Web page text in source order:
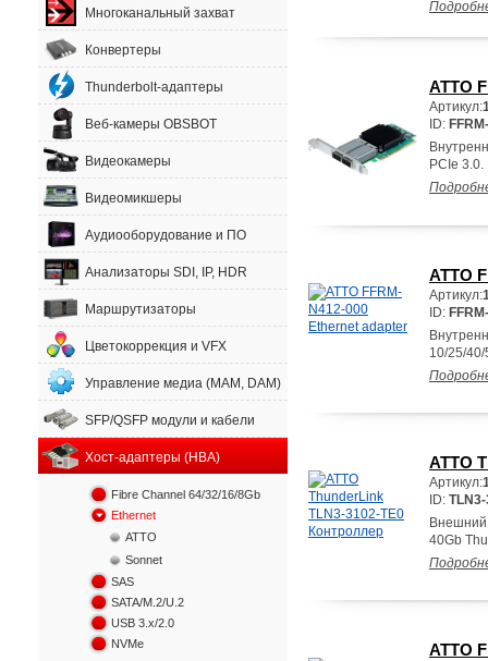
Многоканальный захват
Конвертеры
Thunderbolt-адаптеры
Веб-камеры OBSBOT
Видеокамеры
Видеомикшеры
Аудиооборудование и ПО
Анализаторы SDI, IP, HDR
Маршрутизаторы
Цветокоррекция и VFX
Управление медиа (MAM, DAM)
SFP/QSFP модули и кабели
Хост-адаптеры (HBA)
Fibre Channel 64/32/16/8Gb
Ethernet
ATTO
Sonnet
SAS
SATA/M.2/U.2
USB 3.x/2.0
NVMe
ATTO
Артикул:
ID:
PCIe 3.0.
ATTO
Артикул:
ID:
10/25/
ATTO
Артикул:
ID:
Внешний
40Gb
ATTO